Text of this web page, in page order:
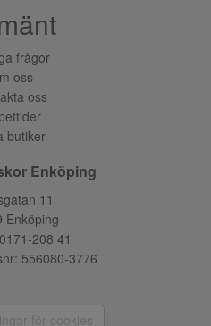
frågor
oss
oss
butiker
Enköping
11
Enköping
0171-208 41
556080-3776
för cookies